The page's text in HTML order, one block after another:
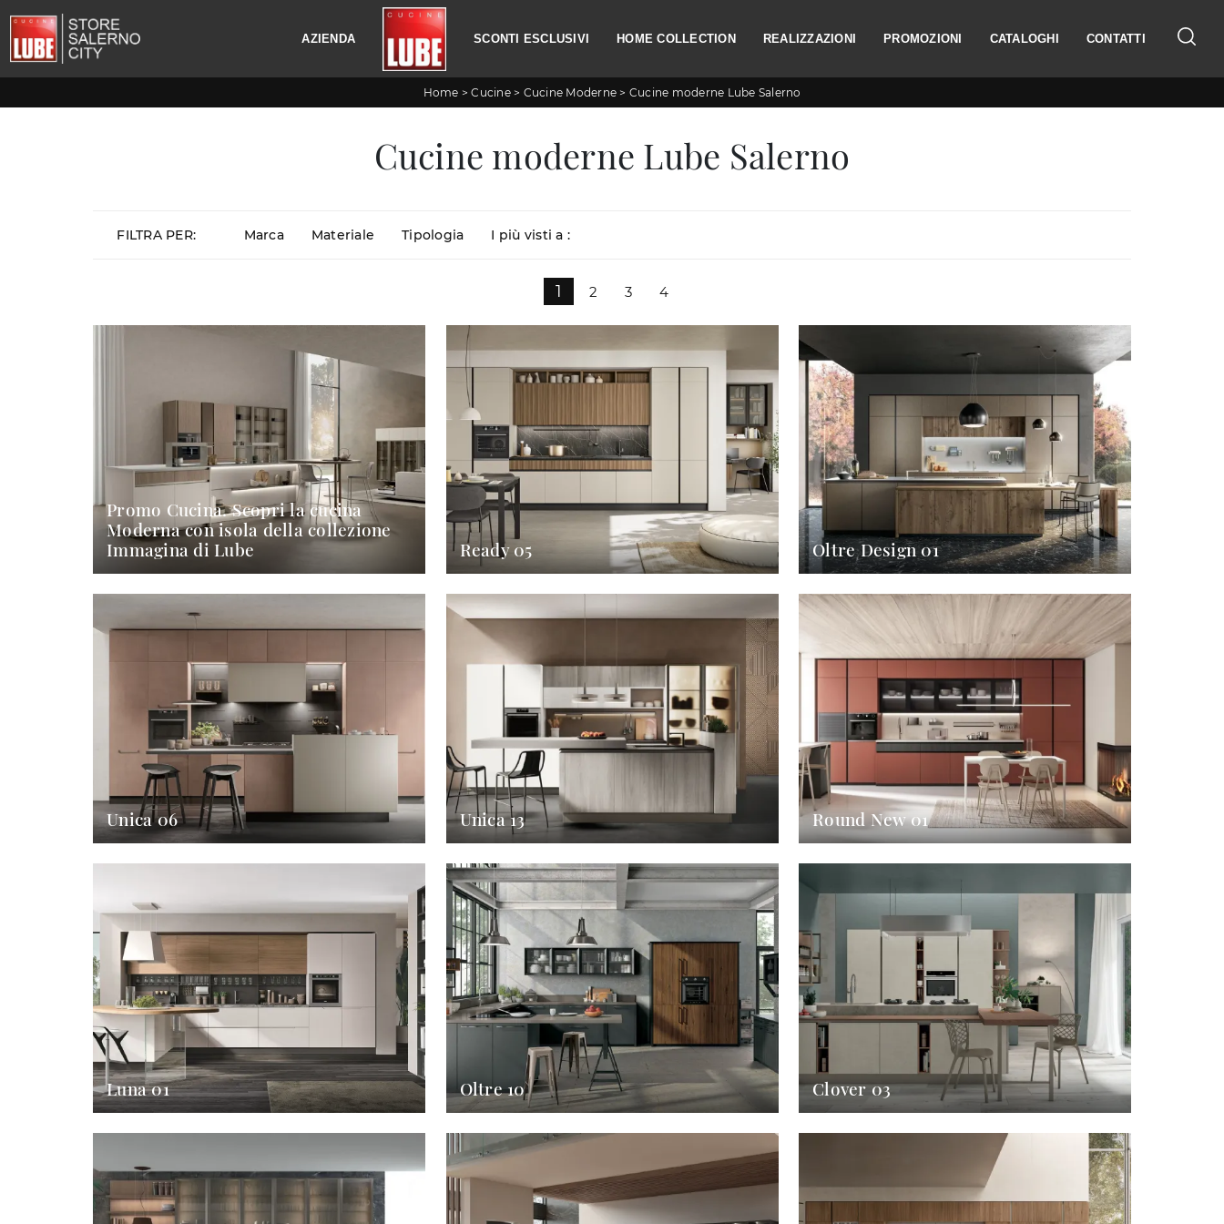
AZIENDA SCONTI ESCLUSIVI HOME COLLECTION REALIZZAZIONI PROMOZIONI CATALOGHI CONTATTI
Home >Cucine> Cucine Moderne > Cucine moderne Lube Salerno
Cucine moderne Lube Salerno
FILTRA PER: Marca Materiale Tipologia I più visti a :
1 2 3 4
Promo Cucina. Scopri la cucina
Moderna con isola della collezione
Immagina di Lube
Ready 05 Oltre Design 01
Unica 06 Unica 13 Round New 01
Luna 01 Oltre 10 Clover 03